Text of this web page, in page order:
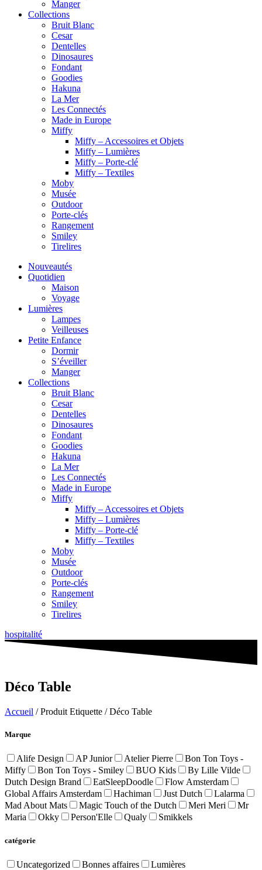
Manger
Collections
Bruit Blanc
Cesar
Dentelles
Dinosaures
Fondant
Goodies
Hakuna
La Mer
Les Connectés
Made in Europe
Miffy
Miffy – Accessoires et Objets
Miffy – Lumières
Miffy – Porte-clé
Miffy – Textiles
Moby
Musée
Outdoor
Porte-clés
Rangement
Smiley
Tirelires
Nouveautés
Quotidien
Maison
Voyage
Lumières
Lampes
Veilleuses
Petite Enfance
Dormir
S’éveiller
Manger
Collections
Bruit Blanc
Cesar
Dentelles
Dinosaures
Fondant
Goodies
Hakuna
La Mer
Les Connectés
Made in Europe
Miffy
Miffy – Accessoires et Objets
Miffy – Lumières
Miffy – Porte-clé
Miffy – Textiles
Moby
Musée
Outdoor
Porte-clés
Rangement
Smiley
Tirelires
hospitalité
Déco Table
Accueil / Produit Etiquette / Déco Table
Marque
Alife Design AP Junior Atelier Pierre
Bon Ton Toys -
Miffy
Bon Ton Toys - Smiley BUO Kids
By Lille Vilde
Dutch Design Brand
EatSleepDoodle
Flow Amsterdam
Global Affairs Amsterdam
Hachiman Just Dutch
Lalarma
Mad About Mats
Magic Touch of the Dutch Meri Meri
Mr
Maria
Okky Person'Elle Qualy Smikkels
catégorie
Uncategorized Bonnes affaires
Lumières